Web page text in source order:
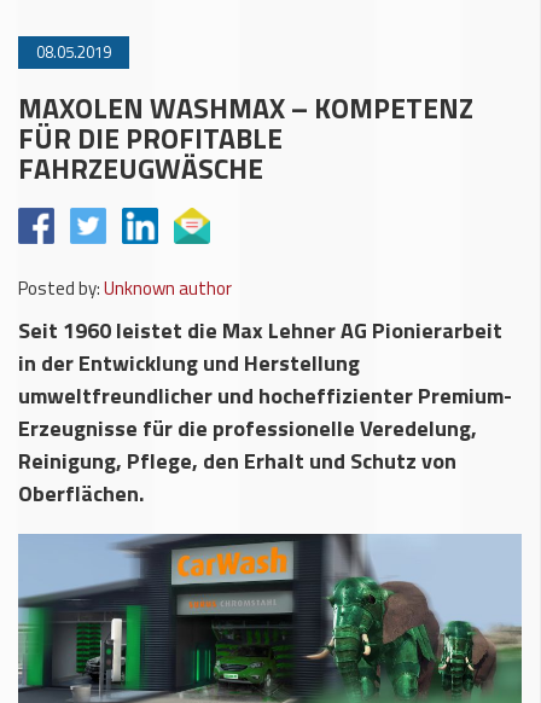
08.05.2019
MAXOLEN WASHMAX – KOMPETENZ
FÜR DIE PROFITABLE
FAHRZEUGWÄSCHE
Posted by:Unknown author
Seit 1960 leistet die Max Lehner AG Pionierarbeit
in der Entwicklung und Herstellung
umweltfreundlicher und hocheffizienter Premium-
Erzeugnisse für die professionelle Veredelung,
Reinigung, Pflege, den Erhalt und Schutz von
Oberflächen.